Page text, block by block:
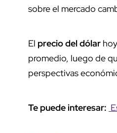
sobre el mercado
El precio del dólar hoy
promedio, luego de
perspectivas
Te puede interesar: